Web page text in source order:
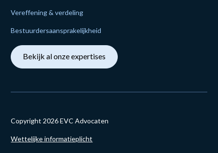
Vereffening & verdeling
Bestuurders­aansprakelijk­heid
Bekijk al onze expertises
Copyright 2026EVC Advocaten
Wettelijke informatieplicht